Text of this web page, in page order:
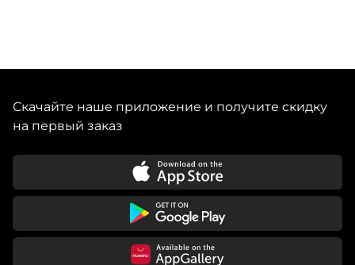
Скачайте наше приложение и получите скидку
на первый заказ